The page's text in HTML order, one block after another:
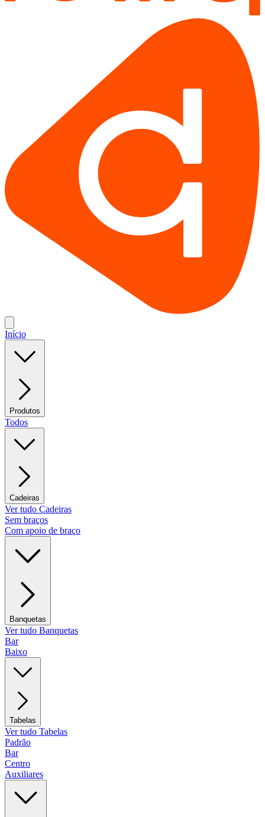
Início
Produtos
Todos
Cadeiras
Ver tudo Cadeiras
Sem braços
Com apoio de braço
Banquetas
Ver tudo Banquetas
Bar
Baixo
Tabelas
Ver tudo Tabelas
Padrão
Bar
Centro
Auxiliares